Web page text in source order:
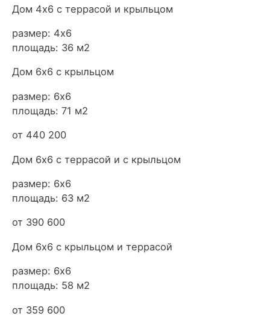
Дом 4х6 с террасой и крыльцом
размер: 4х6
площадь: 36 м2
Дом 6х6 с крыльцом
размер: 6х6
площадь: 71 м2
от 440 200
Дом 6х6 с террасой и с крыльцом
размер: 6х6
площадь: 63 м2
от 390 600
Дом 6х6 с крыльцом и террасой
размер: 6х6
площадь: 58 м2
от 359 600